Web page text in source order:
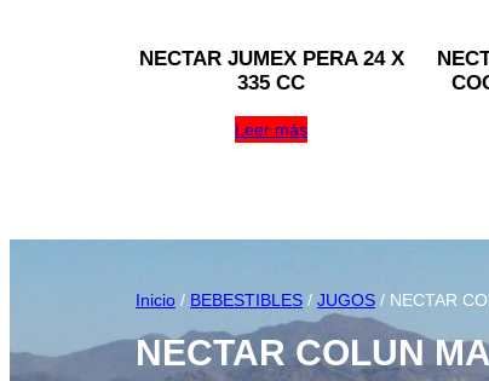
NECTAR JUMEX PERA 24 X
335 CC
Leer más
Inicio / BEBESTIBLES / JUGOS / NECTAR
NECTAR COLUN